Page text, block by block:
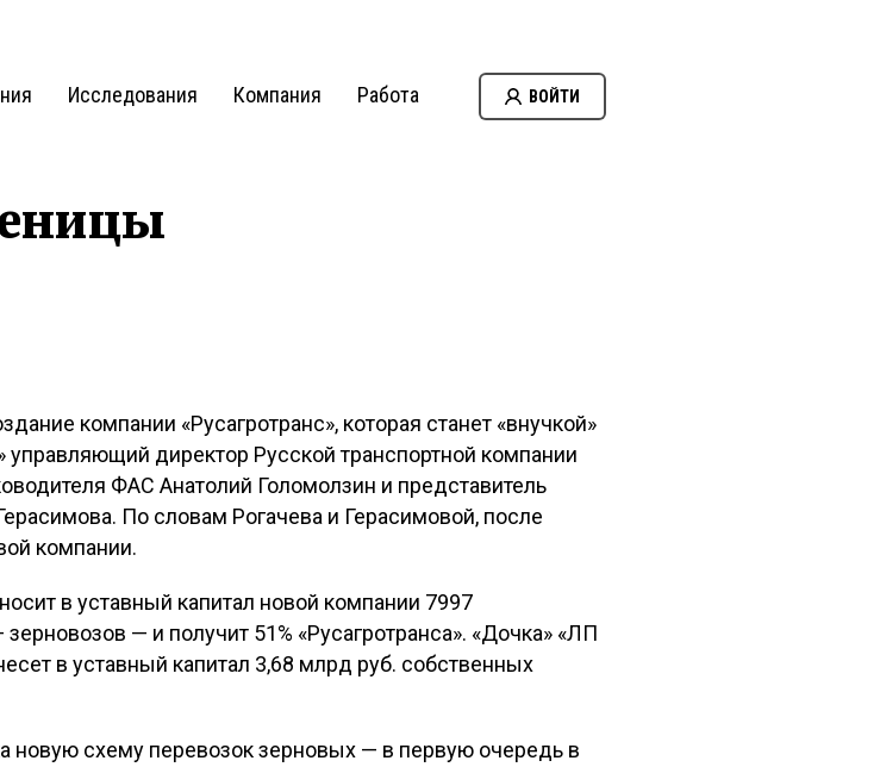
Исследования Компания Работа ВОЙТИ
компании «Русагротранс», которая станет «внучкой»
директор Русской транспортной компании
ФАС Анатолий Голомолзин и представитель
По словам Рогачева и Герасимовой, после
компании.
в уставный капитал новой компании 7997
— и получит 51% «Русагротранса». «Дочка» «ЛП
в уставный капитал 3,68 млрд руб. собственных
новую схему перевозок зерновых — в первую очередь в